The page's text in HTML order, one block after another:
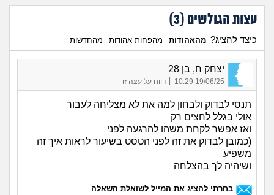
עצות הגולשים (3
)
כיצד להציג? מהאהודות מהפחות אהודות מהחדשות
יצחק ח, בן 28
19/06/25 10:29 דווח על עצה זו
תנסי לבדוק ולבחון למה את לא מצליחה לעבור
אולי בגלל לחצים רק
ואז אפשר לקחת משהו להרגעה לפני
(כמובן לבדוק את זה לפני הטסט בשיעור לראות איך זה
משפיע
ושיהיה לך בהצלחה
בחרתי להציג את המייל לשואלת השאלה